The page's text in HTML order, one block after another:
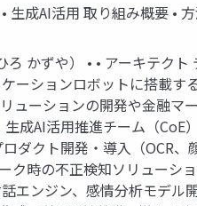
生成AI活用 取り組み概要
ろ かずや） • • アーキテク
ーションロボットに搭載
ューションの開発や金融
成AI活用推進チーム（CoE
ダクト開発・導入（OCR
ク時の不正検知ソリュー
エンジン、感情分析モデル